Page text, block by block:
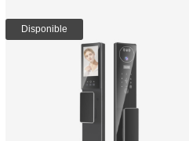
Disponible